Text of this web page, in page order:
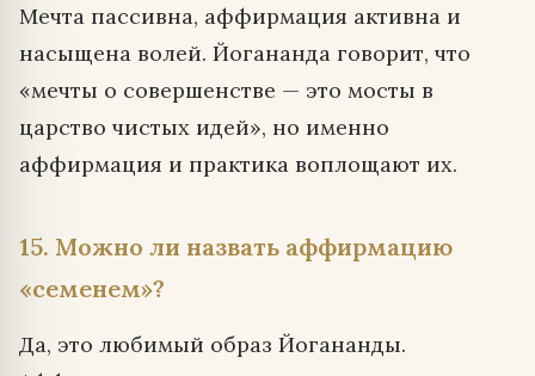
Мечта пассивна, аффирмация активна и
насыщена волей. Йогананда говорит, что
«мечты о совершенстве — это мосты в
царство чистых идей», но именно
аффирмация и практика воплощают их.
15. Можно ли назвать аффирмацию
«семенем»?
Да, это любимый образ Йогананды.